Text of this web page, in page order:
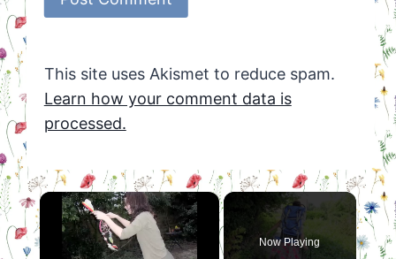
This site uses Akismet to reduce spam.
Learn how your comment data is
processed.
×
Now Playing